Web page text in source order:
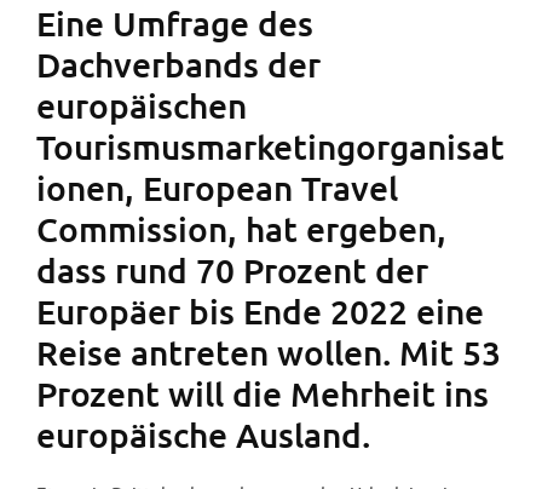
Eine Umfrage des
Dachverbands der
europäischen
Tourismusmarketingorganisat
ionen, European Travel
Commission, hat ergeben,
dass rund 70 Prozent der
Europäer bis Ende 2022 eine
Reise antreten wollen. Mit 53
Prozent will die Mehrheit ins
europäische Ausland.